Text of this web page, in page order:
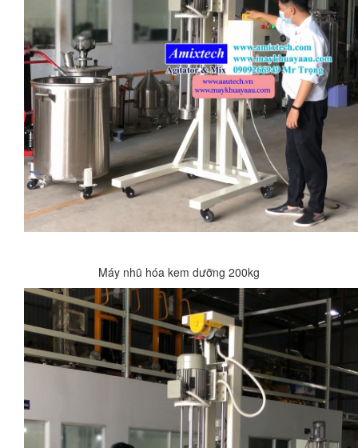
Máy nhũ hóa kem dưỡng 200kg